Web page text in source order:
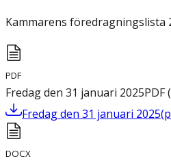
Kammarens föredragningslista
PDF
Fredag den 31 januari 2025PDF(
Fredag den 31 januari 2025(
DOCX